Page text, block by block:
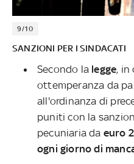
9/10
SANZIONI PER I SINDACATI
Secondo la legge, in
ottemperanza da
all'ordinanza di
puniti con la
pecuniaria da euro
ogni giorno di